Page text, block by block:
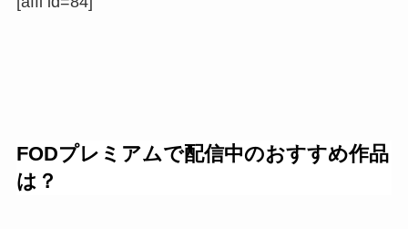
FODプレミアムで配信中のおすすめ作品
は？